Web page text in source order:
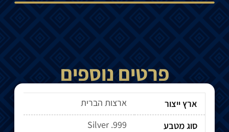
פרטים נוספים
ארץ ייצור
ארצות הברית
סוג מטבע
Silver .999